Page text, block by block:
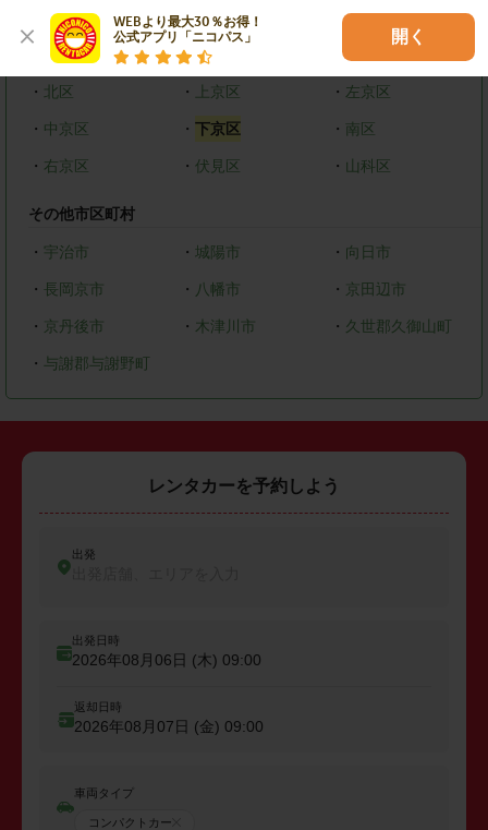
WEBより最大30％お得！
公式アプリ「ニコパス」
開く
京都府
京都市
・ 北区 ・ 上京区 ・ 左京区
・ 中京区 ・ 下京区 ・ 南区
・ 右京区 ・ 伏見区 ・ 山科区
その他市区町村
・ 宇治市 ・ 城陽市 ・ 向日市
・ 長岡京市 ・ 八幡市 ・ 京田辺市
・ 京丹後市 ・ 木津川市 ・ 久世郡久御山町
・ 与謝郡与謝野町
レンタカーを予約しよう
出発
出発日時
2026年08月06日 (木) 09:00
返却日時
2026年08月07日 (金) 09:00
車両タイプ
コンパクトカー